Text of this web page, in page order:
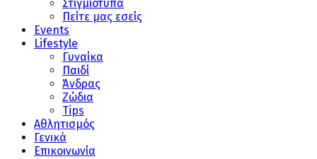
Στιγμιότυπα
Πείτε μας εσείς
Events
Lifestyle
Γυναίκα
Παιδί
Άνδρας
Ζώδια
Tips
Αθλητισμός
Γενικά
Επικοινωνία